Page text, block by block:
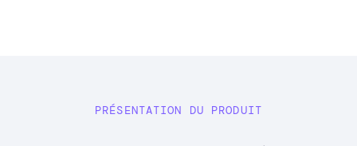
PRÉSENTATION DU PRODUIT